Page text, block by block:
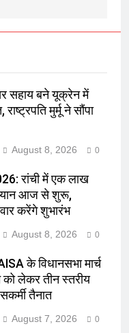
सहाय बने यूक्रेन में
मुर्मू ने सौंपा
August 8, 2026 0
रांची में एक लाख
आज से शुरू,
करेंगे शुभारंभ
August 8, 2026 0
के विधानसभा मार्च
लेकर तीन स्तरीय
तैनात
August 7, 2026 0